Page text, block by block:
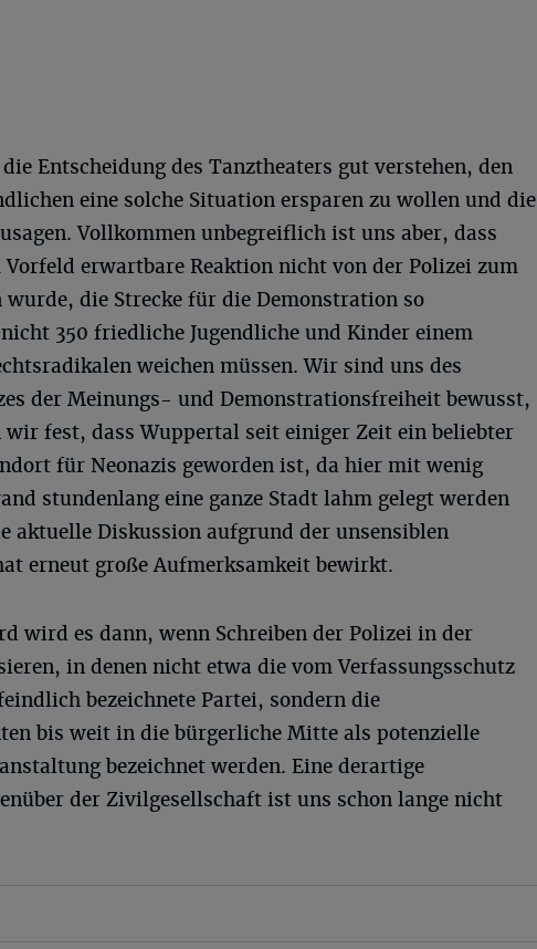
Entscheidung des Tanztheaters gut verstehen, den
eine solche Situation ersparen zu wollen und die
Vollkommen unbegreiflich ist uns aber, dass
erwartbare Reaktion nicht von der Polizei zum
wurde, die Strecke für die Demonstration so
350 friedliche Jugendliche und Kinder einem
weichen müssen. Wir sind uns des
der Meinungs- und Demonstrationsfreiheit bewusst,
fest, dass Wuppertal seit einiger Zeit ein beliebter
für Neonazis geworden ist, da hier mit wenig
stundenlang eine ganze Stadt lahm gelegt werden
aktuelle Diskussion aufgrund der unsensiblen
erneut große Aufmerksamkeit bewirkt.
wird es dann, wenn Schreiben der Polizei in der
in denen nicht etwa die vom Verfassungsschutz
bezeichnete Partei, sondern die
bis weit in die bürgerliche Mitte als potenzielle
bezeichnet werden. Eine derartige
der Zivilgesellschaft ist uns schon lange nicht